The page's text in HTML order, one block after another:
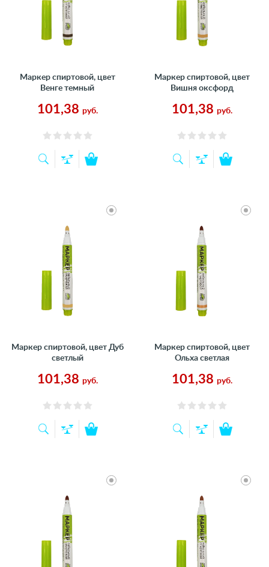
Маркер спиртовой, цвет
Венге темный
101,38 руб.
Маркер спиртовой, цвет
Вишня оксфорд
101,38 руб.
Маркер спиртовой, цвет Дуб
светлый
101,38 руб.
Маркер спиртовой, цвет
Ольха светлая
101,38 руб.